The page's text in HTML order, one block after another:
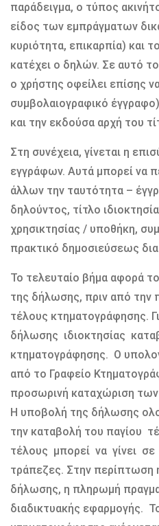
παράδειγμα, ο τύπος
είδος των εμπράγματων
κυριότητα, επικαρπία) και
κατέχει ο δηλών. Σε αυτό
ο χρήστης οφείλει επίσης
συμβολαιογραφικό
και την εκδούσα αρχή του
Στη συνέχεια, γίνεται η
εγγράφων. Αυτά μπορεί να
άλλων την ταυτότητα –
δηλούντος, τίτλο
χρησικτησίας / υποθήκη,
πρακτικό δημοσιεύσεως
Το τελευταίο βήμα αφορά
της δήλωσης, πριν από την
τέλους κτηματογράφησης.
δήλωσης ιδιοκτησίας
κτηματογράφησης. Ο
από το Γραφείο
προσωρινή καταχώριση
Η υποβολή της δήλωσης
την καταβολή του παγίου
τέλους μπορεί να γίνει
τράπεζες. Στην περίπτωση
δήλωσης, η πληρωμή
διαδικτυακής εφαρμογής.